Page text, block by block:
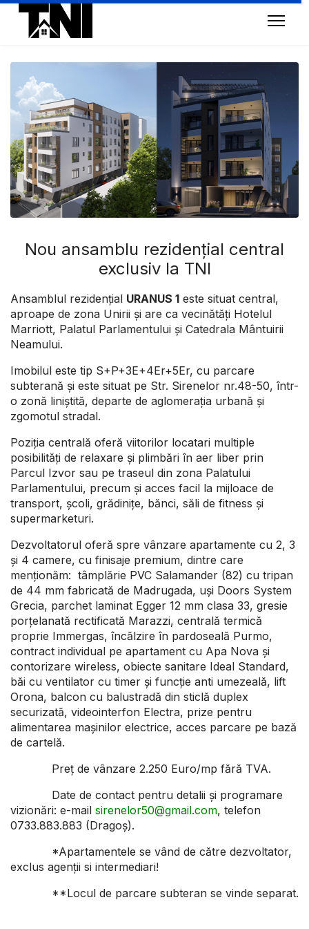
Nou ansamblu rezidențial central
exclusiv la TNI
Ansamblul rezidențial URANUS 1 este situat central,
aproape de zona Unirii și are ca vecinătăți Hotelul
Marriott, Palatul Parlamentului și Catedrala Mântuirii
Neamului.
Imobilul este tip S+P+3E+4Er+5Er, cu parcare
subterană și este situat pe Str. Sirenelor nr.48-50, într-
o zonă liniștită, departe de aglomerația urbană și
zgomotul stradal.
Poziția centrală oferă viitorilor locatari multiple
posibilități de relaxare și plimbări în aer liber prin
Parcul Izvor sau pe traseul din zona Palatului
Parlamentului, precum și acces facil la mijloace de
transport, școli, grădinițe, bănci, săli de fitness și
supermarketuri.
Dezvoltatorul oferă spre vânzare apartamente cu 2, 3
și 4 camere, cu finisaje premium, dintre care
menționăm: tâmplărie PVC Salamander (82) cu tripan
de 44 mm fabricată de Madrugada, uși Doors System
Grecia, parchet laminat Egger 12 mm clasa 33, gresie
porțelanată rectificată Marazzi, centrală termică
proprie Immergas, încălzire în pardoseală Purmo,
contract individual pe apartament cu Apa Nova și
contorizare wireless, obiecte sanitare Ideal Standard,
băi cu ventilator cu timer și funcție anti umezeală, lift
Orona, balcon cu balustradă din sticlă duplex
securizată, videointerfon Electra, prize pentru
alimentarea mașinilor electrice, acces parcare pe bază
de cartelă.
Preț de vânzare 2.250 Euro/mp fără TVA.
Date de contact pentru detalii și programare
vizionări: e-mail sirenelor50@gmail.com, telefon
0733.883.883 (Dragoș).
*Apartamentele se vând de către dezvoltator,
exclus agenții si intermediari!
**Locul de parcare subteran se vinde separat.